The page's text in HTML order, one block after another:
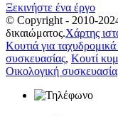
Ξεκινήστε ένα έργο
© Copyright - 2010-
δικαιώματος.Χάρτης
Κουτιά για
συσκευασίας, Κουτί
Οικολογική συσκευασία